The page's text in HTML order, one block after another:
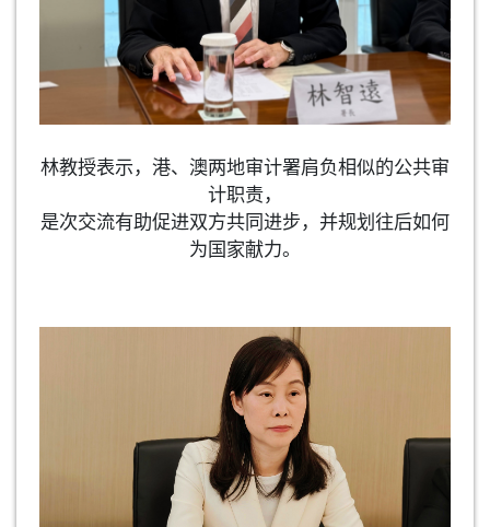
林教授表示，港、澳两地审计署肩负相似的公共审
计职责，
是次交流有助促进双方共同进步，并规划往后如何
为国家献力。